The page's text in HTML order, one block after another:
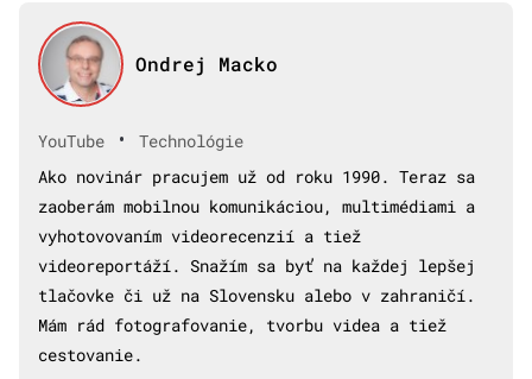
Ondrej Macko
YouTube •
Technológie
Ako novinár pracujem už od roku 1990. Teraz sa
zaoberám mobilnou komunikáciou, multimédiami a
vyhotovovaním videorecenzií a tiež
videoreportáží. Snažím sa byť na každej lepšej
tlačovke či už na Slovensku alebo v zahraničí.
Mám rád fotografovanie, tvorbu videa a tiež
cestovanie.